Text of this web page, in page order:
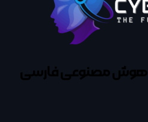
هوش مصنوعی فارسی